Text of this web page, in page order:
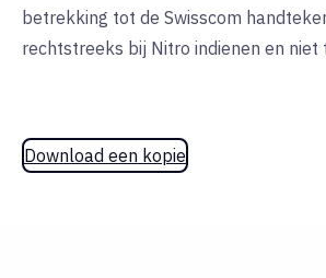
betrekking tot de Swisscom
rechtstreeks bij Nitro indienen en niet
Download een kopie